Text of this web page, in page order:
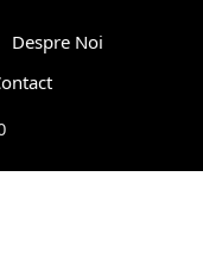
Despre Noi